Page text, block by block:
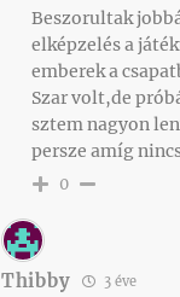
Beszorultak
elképzelés a
emberek a
Szar volt,de
sztem nagyon
persze amíg
0
Thibby 3 éve